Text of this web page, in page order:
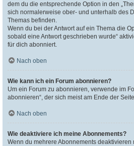
dem du die entsprechende Option in den
sich normalerweise ober- und unterhalb des
Themas befinden.
Wenn du bei der Antwort auf ein Thema die
sobald eine Antwort geschrieben wurde“
für dich abonniert.
Nach oben
Wie kann ich ein Forum abonnieren?
Um ein Forum zu abonnieren, verwende im
abonnieren“, der sich meist am Ende der
Nach oben
Wie deaktiviere ich meine Abonnements?
Wenn du mehrere Abonnements deaktivieren